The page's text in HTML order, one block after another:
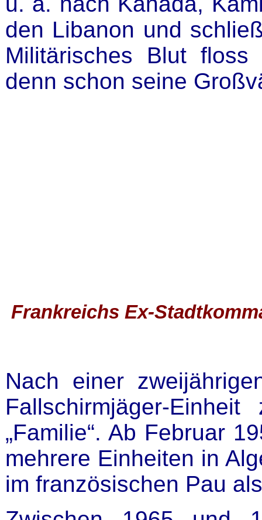
den Libanon und
Militärisches Blut
denn schon seine
Frankreichs Ex-
Nach einer
Fallschirmjäger-
„Familie“. Ab Februar
mehrere Einheiten in
im französischen Pau